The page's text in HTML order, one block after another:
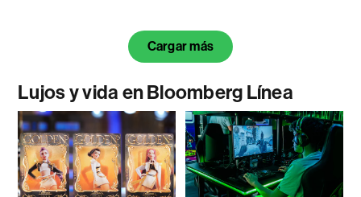
Cargar más
Lujos y vida en Bloomberg Línea